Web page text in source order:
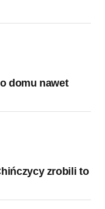
domu nawet
zrobili to